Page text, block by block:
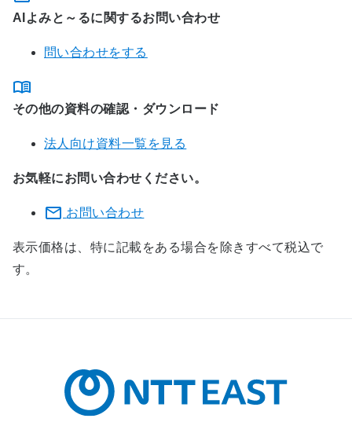
AIよみと～るに関するお問い合わせ
問い合わせをする
その他の資料の確認・ダウンロード
法人向け資料一覧を見る
お気軽にお問い合わせください。
お問い合わせ
表示価格は、特に記載をある場合を除きすべて税込で
す。